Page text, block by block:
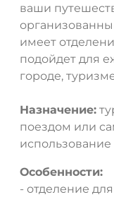
ваши
имеет
подойдет для
городе,
Назначение:
поездом или
использование
Особенности:
- отделение